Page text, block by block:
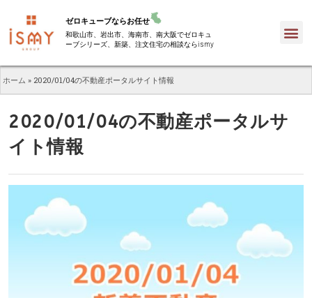
ゼロキューブならお任せ
和歌山市、岩出市、海南市、南大阪でゼロキュ
ーブシリーズ、新築、注文住宅の相談ならismy
ホーム » 2020/01/04の不動産ポータルサイト情報
2020/01/04の不動産ポータルサ
イト情報